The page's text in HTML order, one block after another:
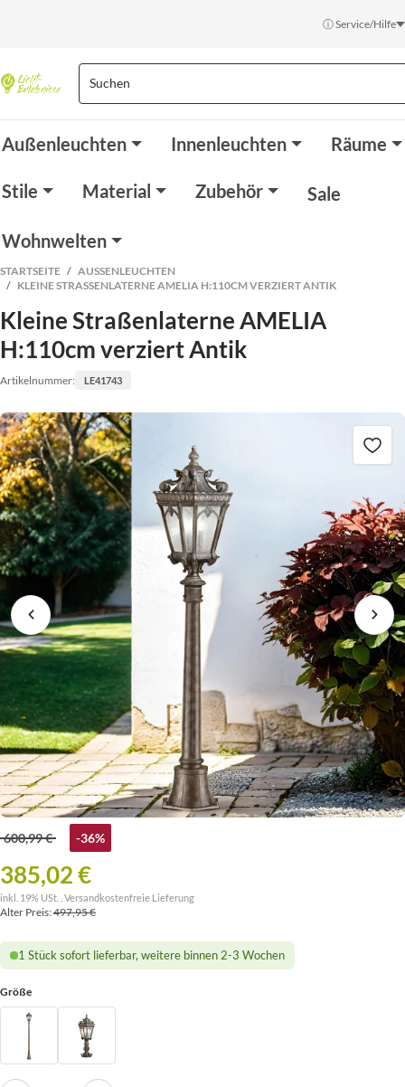
ⓘ Service/Hilfe
Außenleuchten Innenleuchten Räume
Stile Material Zubehör Sale
Wohnwelten
STARTSEITE
AUSSENLEUCHTEN
KLEINE STRASSENLATERNE AMELIA H:110CM VERZIERT ANTIK
Kleine Straßenlaterne AMELIA
H:110cm verziert Antik
Artikelnummer: LE41743
600,99 € -36%
385,02 €
inkl. 19% USt. , Versandkostenfreie Lieferung
Alter Preis:497,95 €
1 Stück sofort lieferbar, weitere binnen 2-3 Wochen
Größe